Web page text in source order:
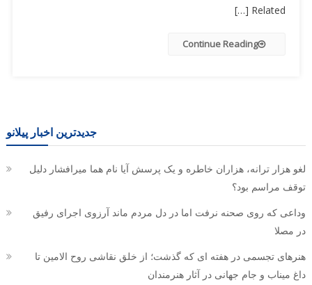
Related […]
Continue Reading
جدیدترین اخبار پیلانو
لغو هزار ترانه، هزاران خاطره و یک پرسش آیا نام هما میرافشار دلیل
توقف مراسم بود؟
وداعی که روی صحنه نرفت اما در دل مردم ماند آرزوی اجرای رفیق
در مصلا
هنرهای تجسمی در هفته ای که گذشت؛ از خلق نقاشی روح الامین تا
داغ میناب و جام جهانی در آثار هنرمندان